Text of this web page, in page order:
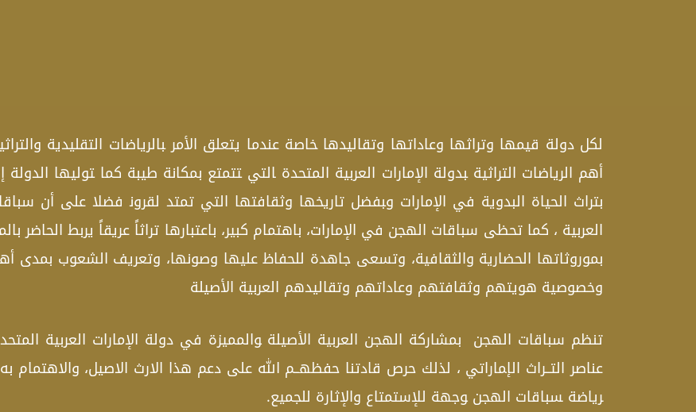
لكل دولة قيمها وتراثها وعاداتها وتقاليده‍ا ‍خاصة عندما يتعلق الأمر ‍بالرياضات التقليدية
أهم الرياضات التراثية ‍بدولة الإمارات العربية المتحدة ‍التي ‍تتمتع بمكانة طيبة كما ‍توليها
بتراث الحياة البدوية في الإمارات و‍بفضل تاريخها وثقافتها التي تمتد لقرون‍ فضلا على أن
العربية ، كما تحظى سباقات الهجن في الإمارات، باهتمام كبير، باعتبارها تراثاً عريقاً يربط الحاضر
بموروثاتها الحضارية والثقافية، وتسعى جاهدة للحفاظ عليها وصونها، وتعريف الشعوب بمدى
وخصوصية هويتهم وثقافتهم وعاداتهم وتقاليدهم العربية الأصيلة
تنظم سباقات الهجن ‍ بمشاركة ال‍هجن العربية الأصيلة ‍والمميزة في دولة الإمارات العربية
عناصر التــراث ال‍إ‍ماراتي ، لذلك حرص قادتنا حفظهــم الله على دعم هذا الارث الاصيل،
‍رياضة ‍سباقات الهجن ‍وجهة للإستمتاع والإثارة للجميع.